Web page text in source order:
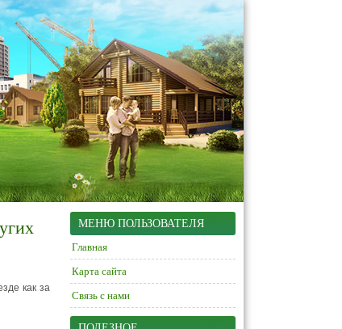
как за
МЕНЮ ПОЛЬЗОВАТЕЛЯ
Главная
Карта сайта
Связь с нами